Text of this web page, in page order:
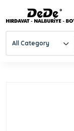
All Category